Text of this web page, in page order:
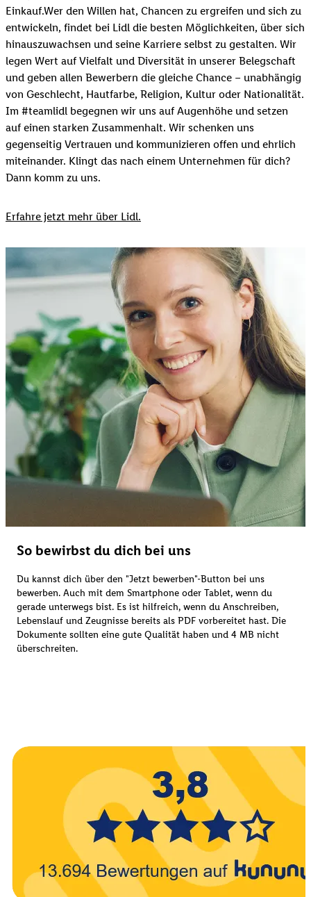
Einkauf.Wer den Willen hat, Chancen zu ergreifen und sich zu
entwickeln, findet bei Lidl die besten Möglichkeiten, über sich
hinauszuwachsen und seine Karriere selbst zu gestalten. Wir
legen Wert auf Vielfalt und Diversität in unserer Belegschaft
und geben allen Bewerbern die gleiche Chance – unabhängig
von Geschlecht, Hautfarbe, Religion, Kultur oder Nationalität.
Im #teamlidl begegnen wir uns auf Augenhöhe und setzen
auf einen starken Zusammenhalt. Wir schenken uns
gegenseitig Vertrauen und kommunizieren offen und ehrlich
miteinander. Klingt das nach einem Unternehmen für dich?
Dann komm zu uns.​
Erfahre jetzt mehr über Lidl.
So bewirbst du dich bei uns
Du kannst dich über den "Jetzt bewerben"-Button bei uns
bewerben. Auch mit dem Smartphone oder Tablet, wenn du
gerade unterwegs bist. Es ist hilfreich, wenn du Anschreiben,
Lebenslauf und Zeugnisse bereits als PDF vorbereitet hast. Die
Dokumente sollten eine gute Qualität haben und 4 MB nicht
überschreiten.